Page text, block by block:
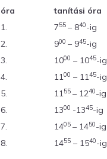
óra
tanítási óra
1.
755 – 840-ig
2.
900 – 945-ig
3.
1000 – 1045-ig
4.
1100 – 1145-ig
5.
1155 – 1240-ig
6.
1300 -1345-ig
7.
1405 – 1450-ig
8.
1455 – 1540-ig